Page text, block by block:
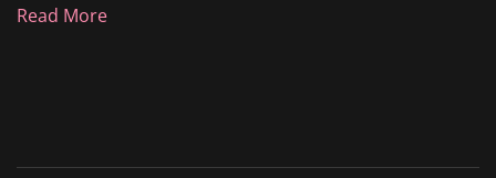
Read More